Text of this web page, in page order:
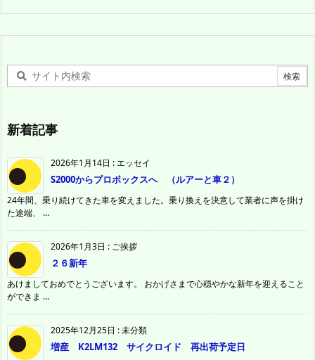
新着記事
2026年1月14日 :エッセイ
S2000からプロボックスへ （ルアーと車２）
24年間、乗り続けてきた車を変えました。乗り換えを決意して業者に声を掛け
た途端、 ...
2026年1月3日 : ご挨拶
２６新年
あけましておめでとうございます。 おかげさまで心穏やかな新年を迎えること
ができま ...
2025年12月25日 :未分類
増産 K2LM132 サイクロイド 再出荷予定日